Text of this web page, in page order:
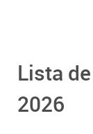
Lista
2026